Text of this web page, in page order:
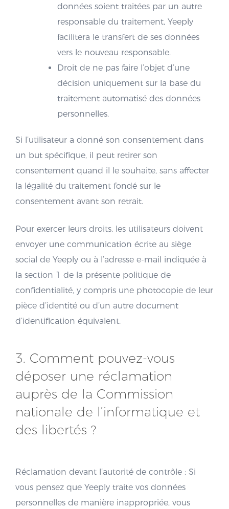
données soient traitées par un autre
responsable du traitement, Yeeply
facilitera le transfert de ses données
vers le nouveau responsable.
Droit de ne pas faire l’objet d’une
décision uniquement sur la base du
traitement automatisé des données
personnelles.
Si l’utilisateur a donné son consentement dans
un but spécifique, il peut retirer son
consentement quand il le souhaite, sans affecter
la légalité du traitement fondé sur le
consentement avant son retrait.
Pour exercer leurs droits, les utilisateurs doivent
envoyer une communication écrite au siège
social de Yeeply ou à l’adresse e-mail indiquée à
la section 1 de la présente politique de
confidentialité, y compris une photocopie de leur
pièce d’identité ou d’un autre document
d’identification équivalent.
3. Comment pouvez-vous
déposer une réclamation
auprès de la Commission
nationale de l’informatique et
des libertés ?
Réclamation devant l’autorité de contrôle : Si
vous pensez que Yeeply traite vos données
personnelles de manière inappropriée, vous